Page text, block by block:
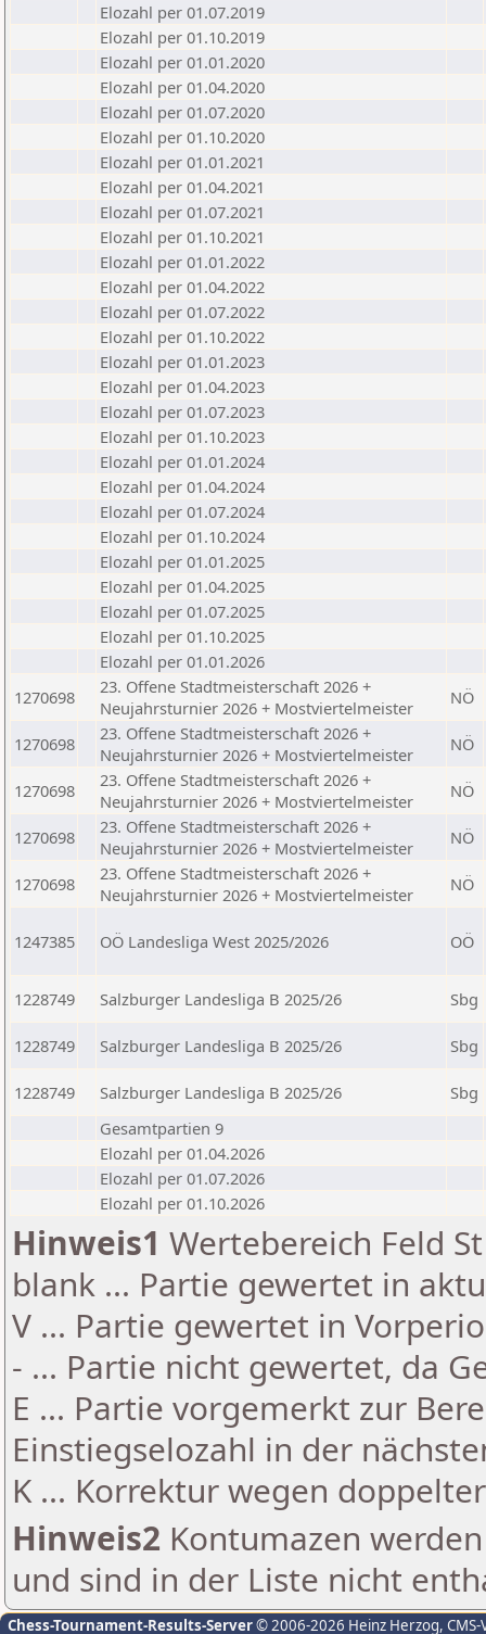
Elozahl per 01.07.2019
Elozahl per 01.10.2019
Elozahl per 01.01.2020
Elozahl per 01.04.2020
Elozahl per 01.07.2020
Elozahl per 01.10.2020
Elozahl per 01.01.2021
Elozahl per 01.04.2021
Elozahl per 01.07.2021
Elozahl per 01.10.2021
Elozahl per 01.01.2022
Elozahl per 01.04.2022
Elozahl per 01.07.2022
Elozahl per 01.10.2022
Elozahl per 01.01.2023
Elozahl per 01.04.2023
Elozahl per 01.07.2023
Elozahl per 01.10.2023
Elozahl per 01.01.2024
Elozahl per 01.04.2024
Elozahl per 01.07.2024
Elozahl per 01.10.2024
Elozahl per 01.01.2025
Elozahl per 01.04.2025
Elozahl per 01.07.2025
Elozahl per 01.10.2025
Elozahl per 01.01.2026
1270698
23. Offene Stadtmeisterschaft 2026 +
Neujahrsturnier 2026 + Mostviertelmeister
NÖ
1270698
23. Offene Stadtmeisterschaft 2026 +
Neujahrsturnier 2026 + Mostviertelmeister
NÖ
1270698
23. Offene Stadtmeisterschaft 2026 +
Neujahrsturnier 2026 + Mostviertelmeister
NÖ
1270698
23. Offene Stadtmeisterschaft 2026 +
Neujahrsturnier 2026 + Mostviertelmeister
NÖ
1270698
23. Offene Stadtmeisterschaft 2026 +
Neujahrsturnier 2026 + Mostviertelmeister
NÖ
1247385 OÖ Landesliga West 2025/2026 OÖ
1228749 Salzburger Landesliga B 2025/26 Sbg
1228749 Salzburger Landesliga B 2025/26 Sbg
1228749 Salzburger Landesliga B 2025/26
Sbg
Gesamtpartien 9
Elozahl per 01.04.2026
Elozahl per 01.07.2026
Elozahl per 01.10.2026
Hinweis1 Wertebereich Feld
blank ... Partie gewertet in
V ... Partie gewertet in
- ... Partie nicht gewertet, da
E ... Partie vorgemerkt zur
Einstiegselozahl in der
K ... Korrektur wegen
Hinweis2 Kontumazen
und sind in der Liste nicht
Chess-Tournament-Results-Server© 2006-2026 Heinz Herzog,